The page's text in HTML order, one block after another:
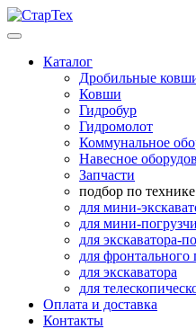
Каталог
Дробильные
Ковши
Гидробур
Гидромолот
Коммунальное
Навесное
Запчасти
подбор по технике
для мини-
для мини-
для экскаватора-
для фронтального
для экскаватора
для
Оплата и доставка
Контакты